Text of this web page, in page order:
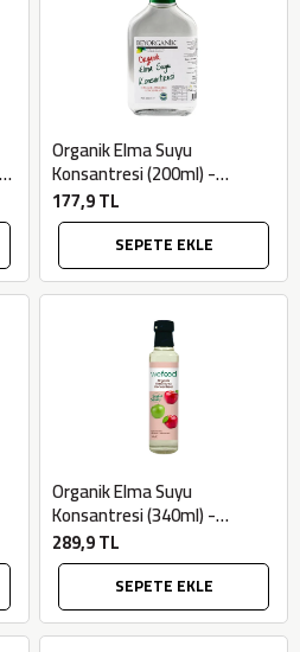
Organik Elma Suyu
Konsantresi (200ml) -
Beyorganik
177,9 TL
SEPETE EKLE
Organik Elma Suyu
Konsantresi (340ml) -
Wefood
289,9 TL
SEPETE EKLE